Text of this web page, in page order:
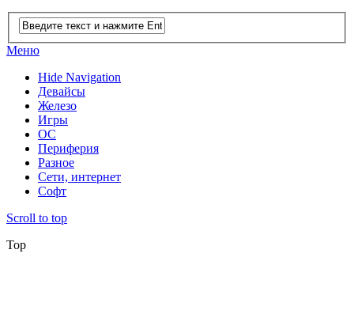
Меню
Hide Navigation
Девайсы
Железо
Игры
ОС
Периферия
Разное
Сети, интернет
Софт
Scroll to top
Top